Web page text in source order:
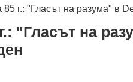
г.: "Гласът на разума" в
"Гласът на